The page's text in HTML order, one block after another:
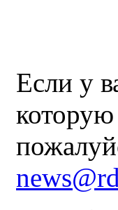
Если у